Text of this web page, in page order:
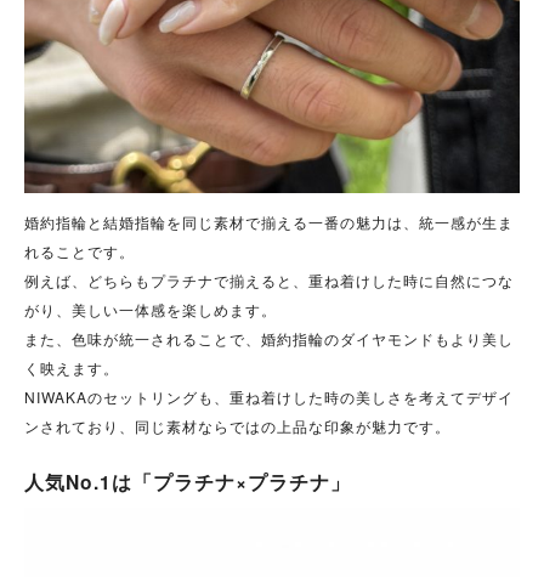
婚約指輪と結婚指輪を同じ素材で揃える一番の魅力は、統一感が生ま
れることです。
例えば、どちらもプラチナで揃えると、重ね着けした時に自然につな
がり、美しい一体感を楽しめます。
また、色味が統一されることで、婚約指輪のダイヤモンドもより美し
く映えます。
NIWAKAのセットリングも、重ね着けした時の美しさを考えてデザイ
ンされており、同じ素材ならではの上品な印象が魅力です。
人気No.1は「プラチナ×プラチナ」